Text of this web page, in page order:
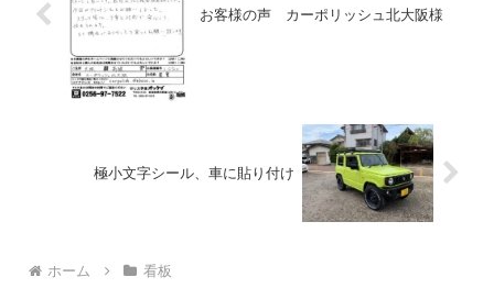
お客様の声 カーポリッシュ北大阪様
極小文字シール、車に貼り付け
ホーム 看板